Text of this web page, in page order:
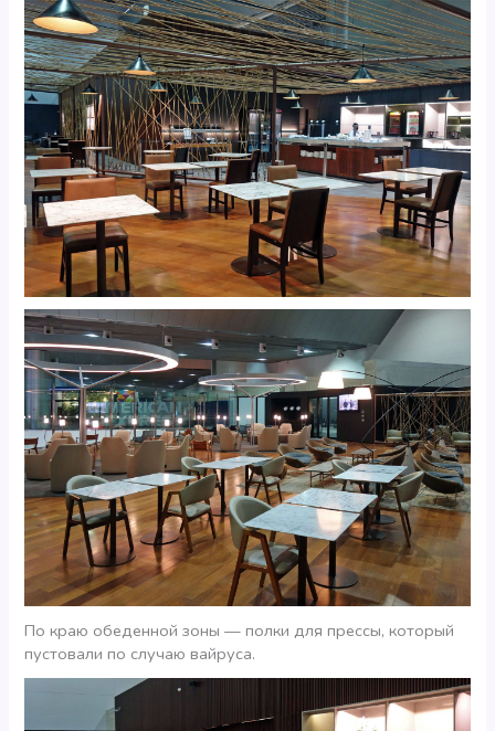
По краю обеденной зоны — полки для прессы, который
пустовали по случаю вайруса.